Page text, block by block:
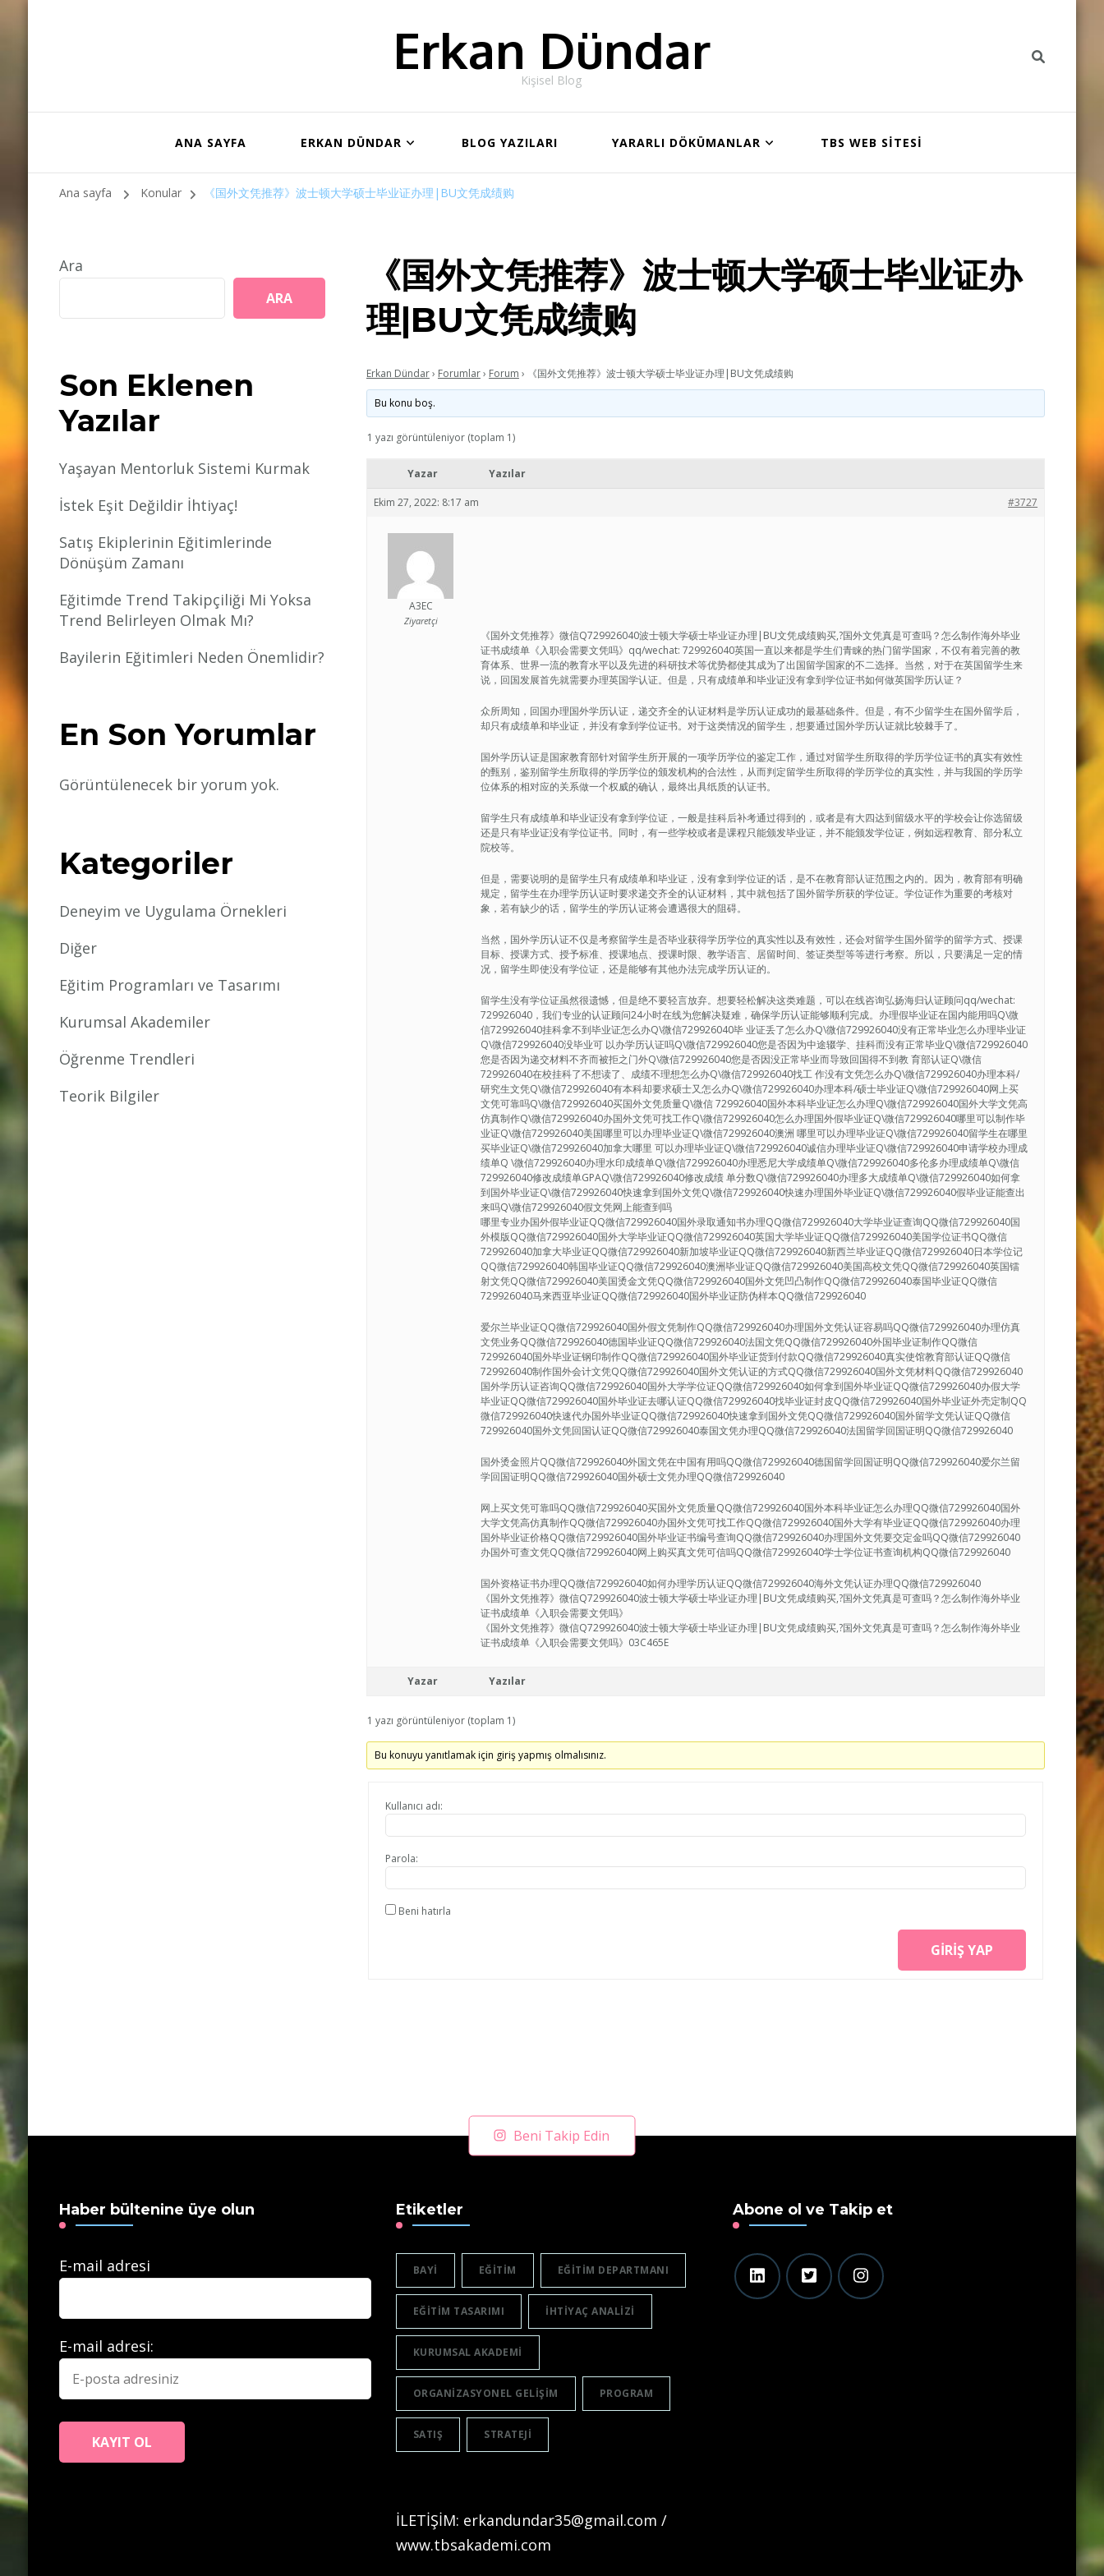
Erkan Dündar
Kişisel Blog
ANA SAYFA ERKAN DÜNDAR BLOG YAZILARI YARARLI DÖKÜMANLAR TBS WEB SİTESİ
Ana sayfa Konular 《国外文凭推荐》波士顿大学硕士毕业证办理|BU文凭成绩购
《国外文凭推荐》波士顿大学硕士毕业证办
理|BU文凭成绩购
Erkan Dündar› Forumlar› Forum › 《国外文凭推荐》波士顿大学硕士毕业证办理|BU文凭成绩购
Bu konu boş.
1 yazı görüntüleniyor (toplam 1)
Yazar Yazılar
Ekim 27, 2022: 8:17 am #3727
A3EC
Ziyaretçi
《国外文凭推荐》微信Q729926040波士顿大学硕士毕业证办理|BU文凭成绩购买,?国外文凭真是可查吗？怎么制作海外毕业
证书成绩单《入职会需要文凭吗》qq/wechat: 729926040英国一直以来都是学生们青睐的热门留学国家，不仅有着完善的教
育体系、世界一流的教育水平以及先进的科研技术等优势都使其成为了出国留学国家的不二选择。当然，对于在英国留学生来
说，回国发展首先就需要办理英国学认证。但是，只有成绩单和毕业证没有拿到学位证书如何做英国学历认证？
众所周知，回国办理国外学历认证，递交齐全的认证材料是学历认证成功的最基础条件。但是，有不少留学生在国外留学后，
却只有成绩单和毕业证，并没有拿到学位证书。对于这类情况的留学生，想要通过国外学历认证就比较棘手了。
国外学历认证是国家教育部针对留学生所开展的一项学历学位的鉴定工作，通过对留学生所取得的学历学位证书的真实有效性
的甄别，鉴别留学生所取得的学历学位的颁发机构的合法性，从而判定留学生所取得的学历学位的真实性，并与我国的学历学
位体系的相对应的关系做一个权威的确认，最终出具纸质的认证书。
留学生只有成绩单和毕业证没有拿到学位证，一般是挂科后补考通过得到的，或者是有大四达到留级水平的学校会让你选留级
还是只有毕业证没有学位证书。同时，有一些学校或者是课程只能颁发毕业证，并不能颁发学位证，例如远程教育、部分私立
院校等。
但是，需要说明的是留学生只有成绩单和毕业证，没有拿到学位证的话，是不在教育部认证范围之内的。因为，教育部有明确
规定，留学生在办理学历认证时要求递交齐全的认证材料，其中就包括了国外留学所获的学位证。学位证作为重要的考核对
象，若有缺少的话，留学生的学历认证将会遭遇很大的阻碍。
当然，国外学历认证不仅是考察留学生是否毕业获得学历学位的真实性以及有效性，还会对留学生国外留学的留学方式、授课
目标、授课方式、授予标准、授课地点、授课时限、教学语言、居留时间、签证类型等等进行考察。所以，只要满足一定的情
况，留学生即使没有学位证，还是能够有其他办法完成学历认证的。
留学生没有学位证虽然很遗憾，但是绝不要轻言放弃。想要轻松解决这类难题，可以在线咨询弘扬海归认证顾问qq/wechat:
729926040，我们专业的认证顾问24小时在线为您解决疑难，确保学历认证能够顺利完成。办理假毕业证在国内能用吗Q\微
信729926040挂科拿不到毕业证怎么办Q\微信729926040毕 业证丢了怎么办Q\微信729926040没有正常毕业怎么办理毕业证
Q\微信729926040没毕业可 以办学历认证吗Q\微信729926040您是否因为中途辍学、挂科而没有正常毕业Q\微信729926040
您是否因为递交材料不齐而被拒之门外Q\微信729926040您是否因没正常毕业而导致回国得不到教 育部认证Q\微信
729926040在校挂科了不想读了、成绩不理想怎么办Q\微信729926040找工 作没有文凭怎么办Q\微信729926040办理本科/
研究生文凭Q\微信729926040有本科却要求硕士又怎么办Q\微信729926040办理本科/硕士毕业证Q\微信729926040网上买
文凭可靠吗Q\微信729926040买国外文凭质量Q\微信 729926040国外本科毕业证怎么办理Q\微信729926040国外大学文凭高
仿真制作Q\微信729926040办国外文凭可找工作Q\微信729926040怎么办理国外假毕业证Q\微信729926040哪里可以制作毕
业证Q\微信729926040美国哪里可以办理毕业证Q\微信729926040澳洲 哪里可以办理毕业证Q\微信729926040留学生在哪里
买毕业证Q\微信729926040加拿大哪里 可以办理毕业证Q\微信729926040诚信办理毕业证Q\微信729926040申请学校办理成
绩单Q \微信729926040办理水印成绩单Q\微信729926040办理悉尼大学成绩单Q\微信729926040多伦多办理成绩单Q\微信
729926040修改成绩单GPAQ\微信729926040修改成绩 单分数Q\微信729926040办理多大成绩单Q\微信729926040如何拿
到国外毕业证Q\微信729926040快速拿到国外文凭Q\微信729926040快速办理国外毕业证Q\微信729926040假毕业证能查出
来吗Q\微信729926040假文凭网上能查到吗
哪里专业办国外假毕业证QQ微信729926040国外录取通知书办理QQ微信729926040大学毕业证查询QQ微信729926040国
外模版QQ微信729926040国外大学毕业证QQ微信729926040英国大学毕业证QQ微信729926040美国学位证书QQ微信
729926040加拿大毕业证QQ微信729926040新加坡毕业证QQ微信729926040新西兰毕业证QQ微信729926040日本学位记
QQ微信729926040韩国毕业证QQ微信729926040澳洲毕业证QQ微信729926040美国高校文凭QQ微信729926040英国镭
射文凭QQ微信729926040美国烫金文凭QQ微信729926040国外文凭凹凸制作QQ微信729926040泰国毕业证QQ微信
729926040马来西亚毕业证QQ微信729926040国外毕业证防伪样本QQ微信729926040
爱尔兰毕业证QQ微信729926040国外假文凭制作QQ微信729926040办理国外文凭认证容易吗QQ微信729926040办理仿真
文凭业务QQ微信729926040德国毕业证QQ微信729926040法国文凭QQ微信729926040外国毕业证制作QQ微信
729926040国外毕业证钢印制作QQ微信729926040国外毕业证货到付款QQ微信729926040真实使馆教育部认证QQ微信
729926040制作国外会计文凭QQ微信729926040国外文凭认证的方式QQ微信729926040国外文凭材料QQ微信729926040
国外学历认证咨询QQ微信729926040国外大学学位证QQ微信729926040如何拿到国外毕业证QQ微信729926040办假大学
毕业证QQ微信729926040国外毕业证去哪认证QQ微信729926040找毕业证封皮QQ微信729926040国外毕业证外壳定制QQ
微信729926040快速代办国外毕业证QQ微信729926040快速拿到国外文凭QQ微信729926040国外留学文凭认证QQ微信
729926040国外文凭回国认证QQ微信729926040泰国文凭办理QQ微信729926040法国留学回国证明QQ微信729926040
国外烫金照片QQ微信729926040外国文凭在中国有用吗QQ微信729926040德国留学回国证明QQ微信729926040爱尔兰留
学回国证明QQ微信729926040国外硕士文凭办理QQ微信729926040
网上买文凭可靠吗QQ微信729926040买国外文凭质量QQ微信729926040国外本科毕业证怎么办理QQ微信729926040国外
大学文凭高仿真制作QQ微信729926040办国外文凭可找工作QQ微信729926040国外大学有毕业证QQ微信729926040办理
国外毕业证价格QQ微信729926040国外毕业证书编号查询QQ微信729926040办理国外文凭要交定金吗QQ微信729926040
办国外可查文凭QQ微信729926040网上购买真文凭可信吗QQ微信729926040学士学位证书查询机构QQ微信729926040
国外资格证书办理QQ微信729926040如何办理学历认证QQ微信729926040海外文凭认证办理QQ微信729926040
《国外文凭推荐》微信Q729926040波士顿大学硕士毕业证办理|BU文凭成绩购买,?国外文凭真是可查吗？怎么制作海外毕业
证书成绩单《入职会需要文凭吗》
《国外文凭推荐》微信Q729926040波士顿大学硕士毕业证办理|BU文凭成绩购买,?国外文凭真是可查吗？怎么制作海外毕业
证书成绩单《入职会需要文凭吗》03C465E
Yazar Yazılar
1 yazı görüntüleniyor (toplam 1)
Bu konuyu yanıtlamak için giriş yapmış olmalısınız.
Kullanıcı adı:
Parola:
Beni hatırla
GIRIŞ YAP
Ara
ARA
Son Eklenen
Yazılar
Yaşayan Mentorluk Sistemi Kurmak
İstek Eşit Değildir İhtiyaç!
Satış Ekiplerinin Eğitimlerinde
Dönüşüm Zamanı
Eğitimde Trend Takipçiliği Mi Yoksa
Trend Belirleyen Olmak Mı?
Bayilerin Eğitimleri Neden Önemlidir?
En Son Yorumlar
Görüntülenecek bir yorum yok.
Kategoriler
Deneyim ve Uygulama Örnekleri
Diğer
Eğitim Programları ve Tasarımı
Kurumsal Akademiler
Öğrenme Trendleri
Teorik Bilgiler
Beni Takip Edin
Haber bültenine üye olun
E-mail adresi
E-mail adresi:
Etiketler
BAYI EĞITIM EĞITIM DEPARTMANI
EĞITIM TASARIMI IHTIYAÇ ANALIZI
KURUMSAL AKADEMI
ORGANIZASYONEL GELIŞIM PROGRAM
SATIŞ STRATEJI
İLETİŞİM: erkandundar35@gmail.com /
www.tbsakademi.com
Abone ol ve Takip et